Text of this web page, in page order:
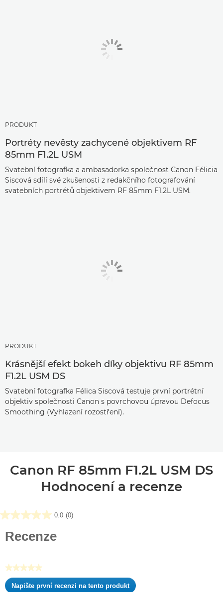
PRODUKT
Portréty nevěsty zachycené objektivem RF
85mm F1.2L USM
Svatební fotografka a ambasadorka společnost Canon Félicia
Siscová sdílí své zkušenosti z redakčního fotografování
svatebních portrétů objektivem RF 85mm F1.2L USM.
PRODUKT
Krásnější efekt bokeh díky objektivu RF 85mm
F1.2L USM DS
Svatební fotografka Félica Siscová testuje první portrétní
objektiv společnosti Canon s povrchovou úpravou Defocus
Smoothing (Vyhlazení rozostření).
Canon RF 85mm F1.2L USM DS
Hodnocení a recenze
0.0 (0)
0.0
Recenze
★★★★★
Žádná
hodnota
Napište první recenzi na tento produkt